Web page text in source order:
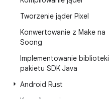
Tworzenie jąder Pixel
Konwertowanie z Make na
Soong
Implementowanie biblioteki
pakietu SDK Java
Android Rust